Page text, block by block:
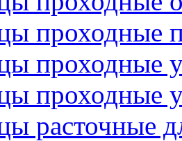
проходные
проходные
проходные
расточные